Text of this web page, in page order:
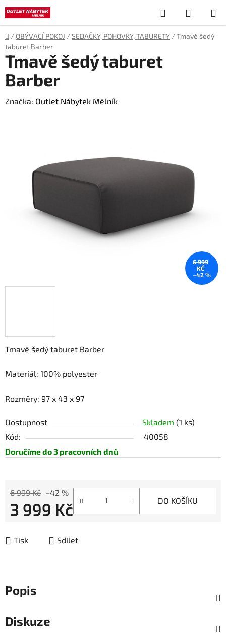
Přejít
na
obsah
Hledat
KOŠÍK
Domů
/ OBÝVACÍ POKOJ /SEDAČKY, POHOVKY, TABURETY /Tmavě šedý
taburet Barber
Tmavě šedý taburet Barber
Materiál: 100% polyester
Rozměry: 97 x 43 x 97
Dostupnost Skladem (1 ks)
Kód:
40058
Doručíme do 3 pracovních dnů
6 999 Kč –42 %
3 999 Kč DO KOŠÍKU
Tisk Sdílet
Tmavě šedý taburet
Barber
Značka: Outlet Nábytek Mělník
6 999
KČ
–42 %
Popis
Diskuze